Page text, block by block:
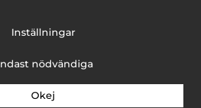
2026, Marks & Kattens AB
Inställningar
nödvändiga
Okej